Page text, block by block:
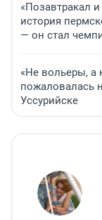
«Позавтракал
история
— он стал
«Не вольеры, а
пожаловалась
Уссурийске